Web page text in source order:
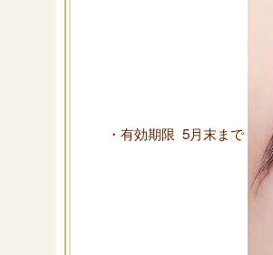
・有効期限 5月末まで